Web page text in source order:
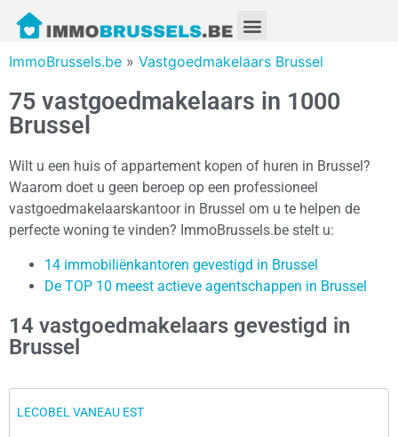
ImmoBrussels.be » Vastgoedmakelaars Brussel
75 vastgoedmakelaars in 1000
Brussel
Wilt u een huis of appartement kopen of huren in Brussel?
Waarom doet u geen beroep op een professioneel
vastgoedmakelaarskantoor in Brussel om u te helpen de
perfecte woning te vinden? ImmoBrussels.be stelt u:
14 immobiliënkantoren gevestigd in Brussel
De TOP 10 meest actieve agentschappen in Brussel
14 vastgoedmakelaars gevestigd in
Brussel
LECOBEL VANEAU EST